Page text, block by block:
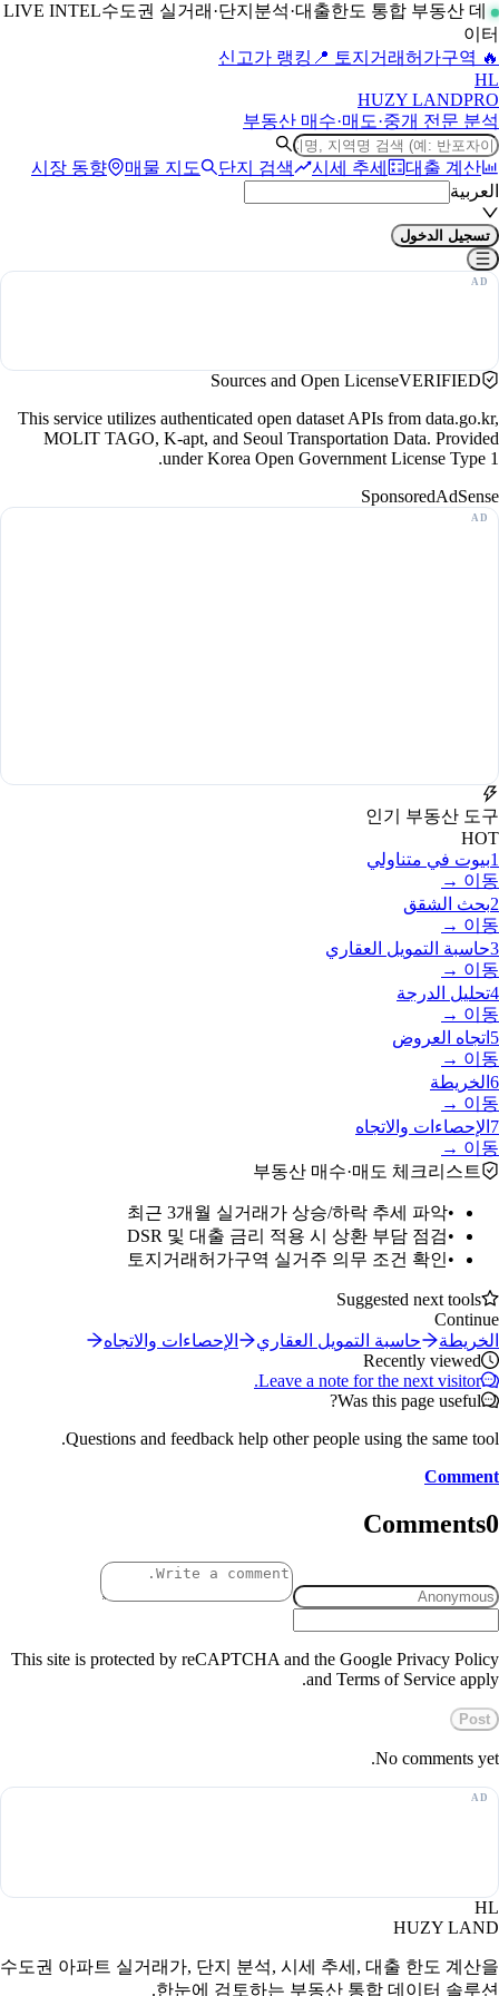
LIVE INTEL
수도권 실거래·단지분석·대출한도 통합 부동산 데
이터
🔥 신고가 랭킹
📍 토지거래허가구역
HL
HUZY LANDPRO
부동산 매수·매도·중개 전문 분석
시장 동향 매물 지도 단지 검색 시세 추세
대출 계산
العربية
تسجيل الدخول
Sources and Open LicenseVERIFIED
This service utilizes authenticated open dataset APIs from data.go.kr,
MOLIT TAGO, K-apt, and Seoul Transportation Data. Provided
under Korea Open Government License Type 1.
SponsoredAdSense
인기 부동산 도구
HOT
1بيوت في متناولي
이동 →
2بحث الشقق
이동 →
3حاسبة التمويل العقاري
이동 →
4تحليل الدرجة
이동 →
5 اتجاه العروض
이동 →
6 الخريطة
이동 →
7 الإحصاءات والاتجاه
이동 →
부동산 매수·매도 체크리스트
•
최근 3개월 실거래가 상승/하락 추세 파악
•
DSR 및 대출 금리 적용 시 상환 부담 점검
•
토지거래허가구역 실거주 의무 조건 확인
Suggested next tools
Continue
الخريطة
حاسبة التمويل العقاري
الإحصاءات والاتجاه
Recently viewed
Leave a note for the next visitor.
Was this page useful?
Questions and feedback help other people using the same tool.
Comment
Comments0
This site is protected by reCAPTCHA and the Google Privacy Policy
and Terms of Service apply.
Post
No comments yet.
HL
HUZY LAND
수도권 아파트 실거래가, 단지 분석, 시세 추세, 대출 한도 계산을
한눈에 검토하는 부동산 통합 데이터 솔루션.